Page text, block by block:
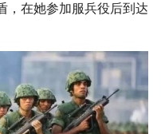
，在她参加服兵役后到达